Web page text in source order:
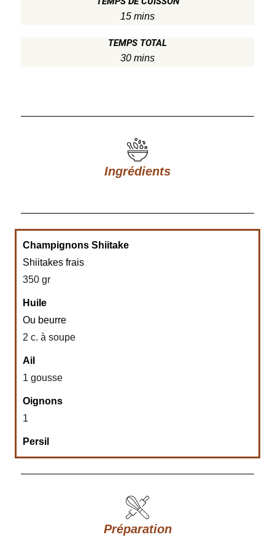
15 mins
TEMPS TOTAL
30 mins
Ingrédients
Champignons Shiitake
Shiitakes frais
350 gr
Huile
Ou beurre
2 c. à soupe
Ail
1 gousse
Oignons
1
Persil
Préparation